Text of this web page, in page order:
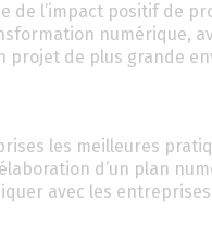
de l’impact positif de
numérique,
projet de plus grande
les meilleures
d’un plan
avec les